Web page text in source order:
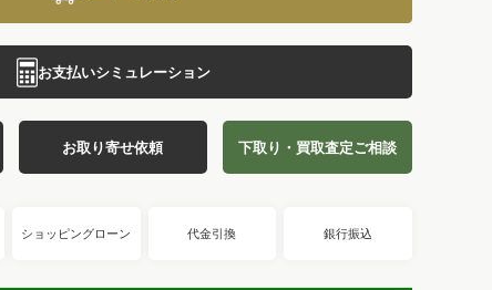
お支払いシミュレーション
お取り寄せ依頼 下取り・買取査定ご相談
ショッピングローン 代金引換 銀行振込